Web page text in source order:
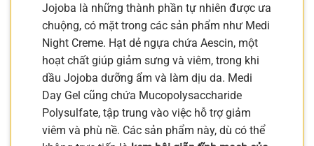
Jojoba là những thành phần tự nhiên được ưa
chuộng, có mặt trong các sản phẩm như Medi
Night Creme. Hạt dẻ ngựa chứa Aescin, một
hoạt chất giúp giảm sưng và viêm, trong khi
dầu Jojoba dưỡng ẩm và làm dịu da. Medi
Day Gel cũng chứa Mucopolysaccharide
Polysulfate, tập trung vào việc hỗ trợ giảm
viêm và phù nề. Các sản phẩm này, dù có thể